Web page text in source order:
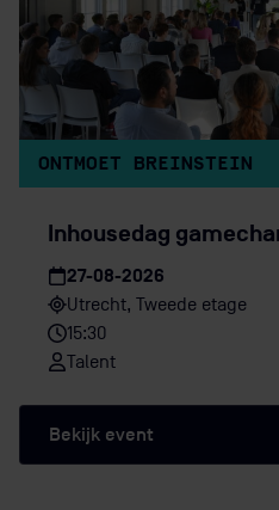
ONTMOET BREINSTEIN
Inhousedag
27-08-2026
Utrecht, Tweede etage
15:30
Talent
Bekijk event
Nine & Daphne
Gemeente Hoorn